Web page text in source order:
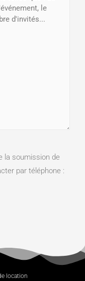
la soumission de
par téléphone :
location